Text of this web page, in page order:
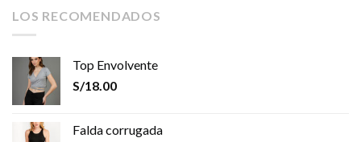
LOS RECOMENDADOS
Top Envolvente
S/18.00
Falda corrugada